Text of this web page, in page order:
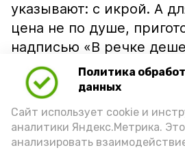
Политика
данных
Сайт использует cookie и
аналитики Яндекс.Метрика.
анализировать
указывают: с икрой. А
цена не по душе,
надписью «В речке